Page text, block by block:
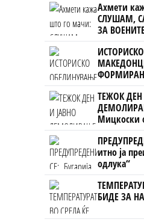
Ахмети
СЛУШАМ,
ЗА
УЧК...
ТЕЖОК ДЕН
Мицкоски
човекот
ништо,
итно ја
одлука“
БИДЕ ЗА